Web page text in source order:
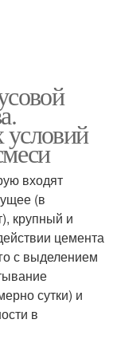
входят
(в
крупный и
цемента
с выделением
сутки) и
в